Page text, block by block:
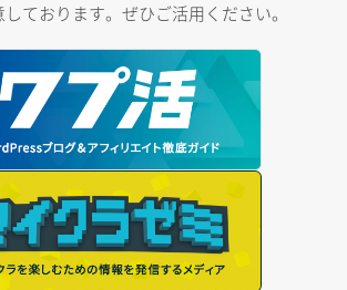
ております。ぜひご活用ください。